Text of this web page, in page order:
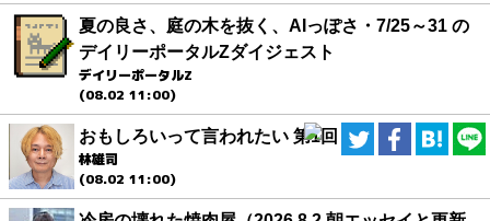
夏の良さ、庭の木を抜く、AIっぽさ・7/25～31 の
デイリーポータルZダイジェスト
デイリーポータルZ
(08.02 11:00)
おもしろいって言われたい 第1回
林雄司
(08.02 11:00)